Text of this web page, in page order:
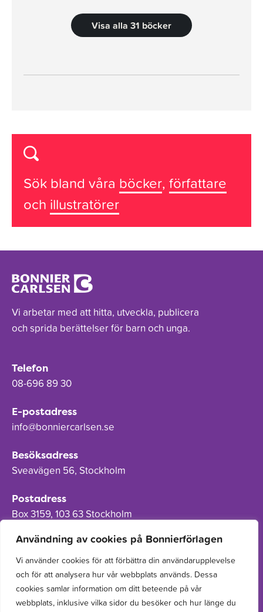
Användning av cookies på Bonnierförlagen
Vi använder cookies för att förbättra din användarupplevelse
och för att analysera hur vår webbplats används. Dessa
cookies samlar information om ditt beteende på vår
webbplats, inklusive vilka sidor du besöker och hur länge du
Visa alla 31 böcker
Sök bland våra böcker, författare
och illustratörer
Vi arbetar med att hitta, utveckla, publicera
och sprida berättelser för barn och unga.
Telefon
08-696 89 30
E-postadress
info@bonniercarlsen.se
Besöksadress
Sveavägen 56, Stockholm
Postadress
Box 3159, 103 63 Stockholm
Om Bonnierförlagen
Cookies